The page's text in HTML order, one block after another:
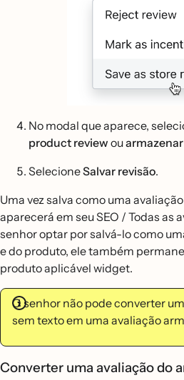
No modal que aparece,
product review ou
SelecioneSalvar revisão.
Uma vez salva como uma
aparecerá em seu SEO / Todas as
senhor optar por salvá-lo como
e do produto, ele também
produto aplicável widget.
O senhor não pode converter
sem texto em uma avaliação
Converter uma avaliação do